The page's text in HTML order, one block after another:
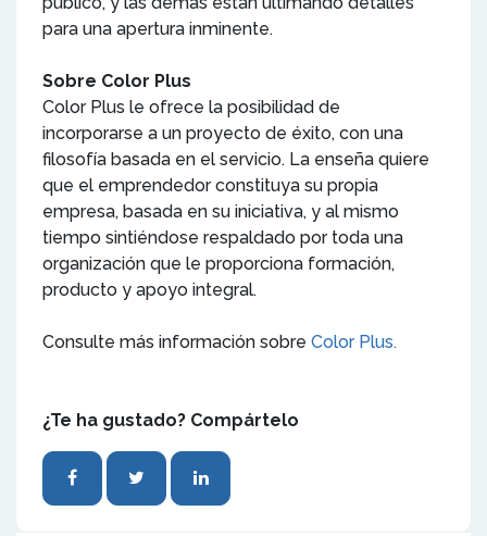
para una apertura inminente.
Sobre Color Plus
Color Plus le ofrece la posibilidad de
incorporarse a un proyecto de éxito, con una
filosofía basada en el servicio. La enseña quiere
que el emprendedor constituya su propia
empresa, basada en su iniciativa, y al mismo
tiempo sintiéndose respaldado por toda una
organización que le proporciona formación,
producto y apoyo integral.
Consulte más información sobre Color Plus.
¿Te ha gustado? Compártelo